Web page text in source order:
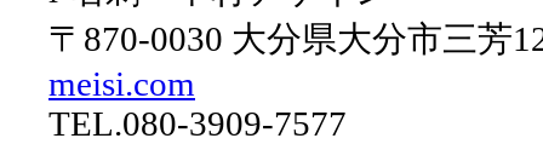
〒870-0030 大分県大分市三
meisi.com
TEL.080-3909-7577